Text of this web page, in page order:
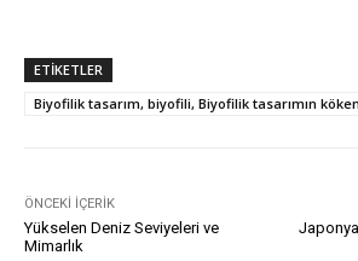
ETIKETLER
Biyofilik tasarım, biyofili, Biyofilik tasarımın
ÖNCEKI İÇERIK
Yükselen Deniz Seviyeleri ve
Mimarlık